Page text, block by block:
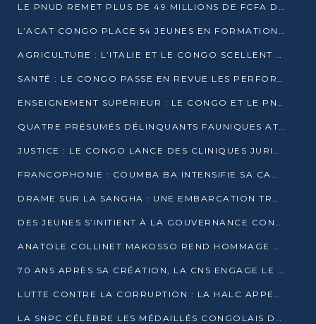
LE PNUD REMET PLUS DE 49 MILLIONS DE FCFA D’ÉQUIPEMENTS POUR ACCÉLÉRER LA NUMÉRISATION DU SYSTÈME DE SANTÉ
L’ACAT CONGO PLACE 54 JEUNES EN FORMATION PROFESSIONNELLE
AGRICULTURE : L’ITALIE ET LE CONGO SCELLENT UN PARTENARIAT POUR UNE PRODUCTION LOCALE DURABLE
SANTÉ : LE CONGO PASSE EN REVUE LES PERFORMANCES DE SES HÔPITAUX À MI-PARCOURS
ENSEIGNEMENT SUPÉRIEUR : LE CONGO ET LE PNUD VEULENT RAPPROCHER LA FORMATION UNIVERSITAIRE DES BESOINS DU MARCHÉ DE L’EMPLOI
QUATRE PRÉSUMÉS DÉLINQUANTS FAUNIQUES ATTENDUS DEVANT LA JUSTICE POUR TRAFIC D’IVOIRE
JUSTICE : LE CONGO LANCE DES CLINIQUES JURIDIQUES POUR RAPPROCHER LE DROIT DES CITOYENS
FRANCOPHONIE : COUMBA BA INTENSIFIE SA CAMPAGNE POUR LA SUCCESSION À LA TÊTE DE L’OIF
DRAME SUR LA SANGHA : UNE EMBARCATION TRANSPORTANT DES FIDÈLES DE « NZAMBÉ YA L’HUILE » FAIT NAUFRAGE À OUESSO
DES JEUNES S’INITIENT À LA GOUVERNANCE CONTINENTALE À BRAZZAVILLE
ANATOLE COLLINET MAKOSSO REND HOMMAGE À JEAN-PAUL PIGASSE
70 ANS APRÈS SA CRÉATION, LA CNS ENGAGE LE VIRAGE DE LA DIGITALISATION
LUTTE CONTRE LA CORRUPTION : LA HALC APPELLE À PASSER DES DISCOURS AUX ACTES
LA SNPC CÉLÈBRE LES MÉDAILLÉS CONGOLAIS DES OLYMPIADES PANAFRICAINES DE MATHÉMATIQUES 2026